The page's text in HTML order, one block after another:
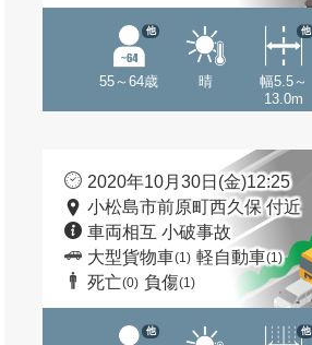
55～64歳
他
晴
幅5.5～
13.0m
他
2020年10月30日(金)12:25
小松島市前原町西久保 付近
車両相互 小破事故
大型貨物車(1) 軽自動車(1)
死亡(0) 負傷(1)
他 他